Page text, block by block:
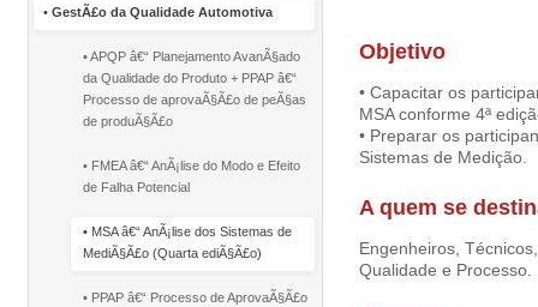
• GestÃ£o da Qualidade Automotiva
• APQP â€“ Planejamento AvanÃ§ado
da Qualidade do Produto + PPAP â€“
Processo de aprovaÃ§Ã£o de peÃ§as
de produÃ§Ã£o
• FMEA â€“ AnÃ¡lise do Modo e Efeito
de Falha Potencial
• MSA â€“ AnÃ¡lise dos Sistemas de
MediÃ§Ã£o (Quarta ediÃ§Ã£o)
• PPAP â€“ Processo de AprovaÃ§Ã£o
Objetivo
• Capacitar os
MSA conforme 4ª
• Preparar os
Sistemas de Medição.
A quem se
Engenheiros,
Qualidade e Processo.